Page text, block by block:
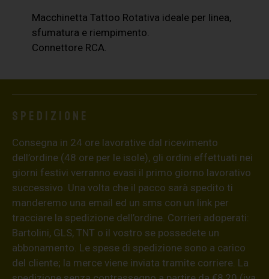
Macchinetta Tattoo Rotativa ideale per linea,
sfumatura e riempimento.
Connettore RCA.
Spedizione
Consegna in 24 ore lavorative dal ricevimento
dell’ordine (48 ore per le isole), gli ordini effettuati nei
giorni festivi verranno evasi il primo giorno lavorativo
successivo. Una volta che il pacco sarà spedito ti
manderemo una email ed un sms con un link per
tracciare la spedizione dell’ordine. Corrieri adoperati:
Bartolini, GLS, TNT o il vostro se possedete un
abbonamento. Le spese di spedizione sono a carico
del cliente; la merce viene inviata tramite corriere. La